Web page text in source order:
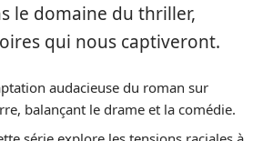
le domaine du thriller,
qui nous captiveront.
audacieuse du roman sur
balançant le drame et la comédie.